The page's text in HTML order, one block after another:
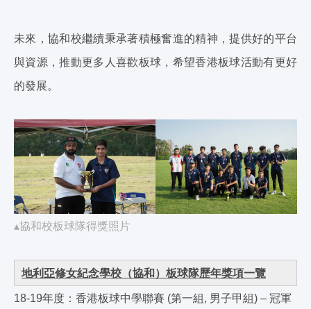
未來，協和校繼續秉承著積極奮進的精神，提供好的平台
與資源，推動更多人喜歡板球，希望香港板球活動有更好
的發展。
▴協和校板球隊得獎照片
地利亞修女紀念學校（協和）板球隊歷年獎項一覽
18-19年度：香港板球中學聯賽 (第一組, 男子甲組) – 冠軍